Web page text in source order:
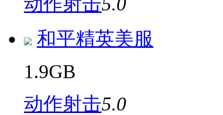
和平精英美服
1.9GB
动作射击5.0